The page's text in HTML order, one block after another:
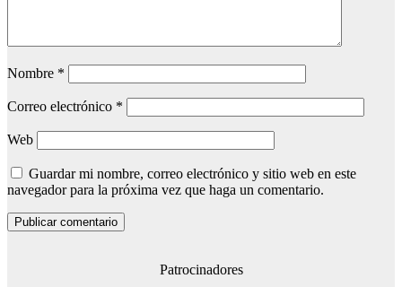
Nombre *
Correo electrónico *
Web
Guardar mi nombre, correo electrónico y sitio web en este
navegador para la próxima vez que haga un comentario.
Patrocinadores